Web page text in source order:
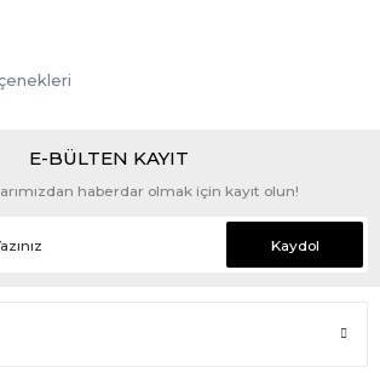
E-BÜLTEN KAYIT
haberdar olmak için kayıt olun!
Kaydol